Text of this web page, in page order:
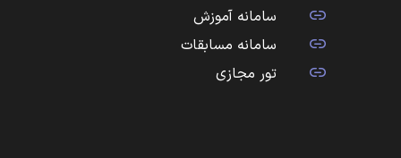
سامانه آموزش
سامانه مسابقات
تور مجازی